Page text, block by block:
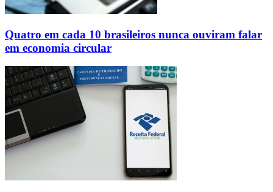
Quatro em cada 10 brasileiros nunca ouviram falar
em economia circular